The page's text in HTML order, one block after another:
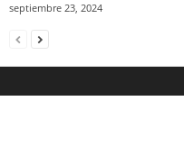
septiembre 23, 2024